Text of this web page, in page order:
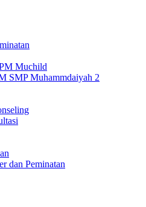
Muchild
SMP Muhammdaiyah 2
dan Peminatan